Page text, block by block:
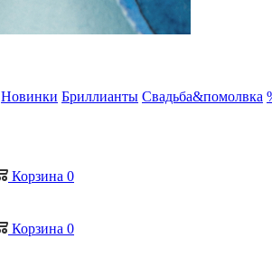
Новинки Бриллианты Свадьба&помолвка
Корзина 0
Корзина 0